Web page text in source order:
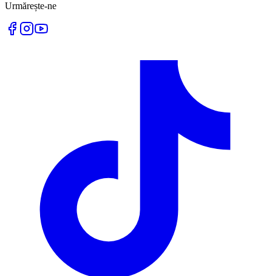
Urmărește-ne